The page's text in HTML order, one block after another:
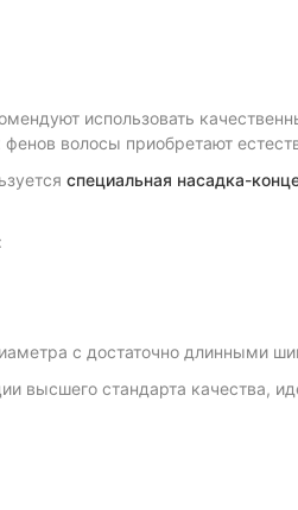
использовать
волосы приобретают
специальная насадка-
с достаточно длинными
высшего стандарта качества,